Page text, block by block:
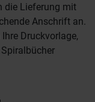
die Lieferung mit
Anschrift an.
Druckvorlage,
Spiralbücher